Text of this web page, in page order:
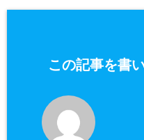
この記事を書